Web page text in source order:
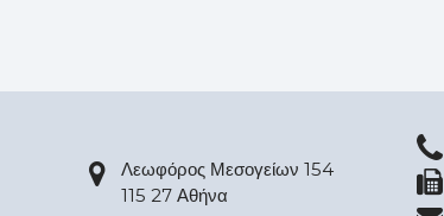
Λεωφόρος Μεσογείων 154
115 27 Αθήνα